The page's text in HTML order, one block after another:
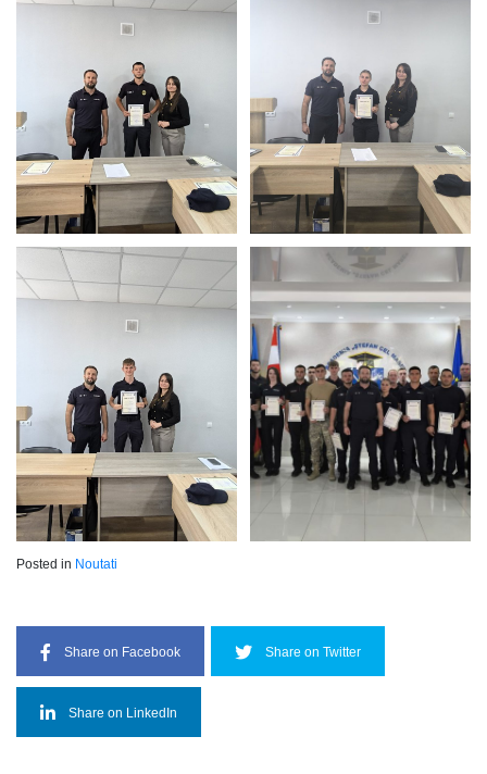
Posted in Noutati
Share on Facebook Share on Twitter
Share on LinkedIn